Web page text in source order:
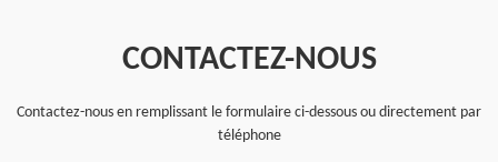
CONTACTEZ-NOUS
Contactez-nous en remplissant le formulaire ci-dessous ou directement par
téléphone